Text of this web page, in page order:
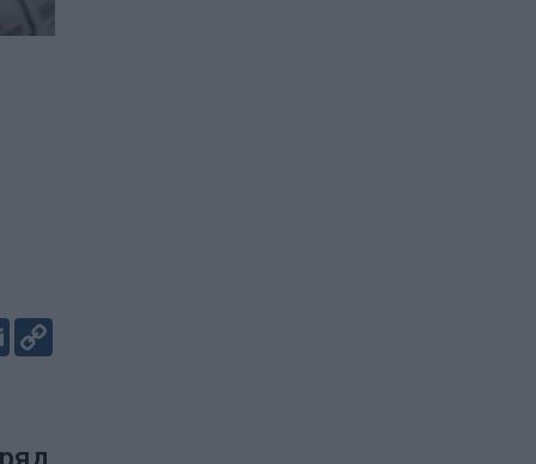
Email